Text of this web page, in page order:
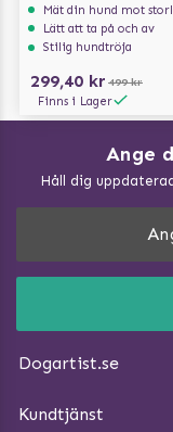
Mät din hund mot storleksguiden för
Lätt att ta på och av
Stilig hundtröja
299,40 kr 499 kr
Finns i Lager
Ange
Håll dig
Dogartist.se
DogArtist.se drivs av:
E-post:
Kundtjänst
Ångra Köp
Vad kan hundar äta?
Träna Nose Work
Så gör du